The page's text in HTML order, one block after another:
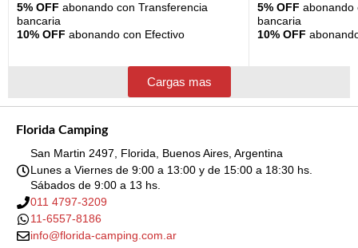
5% OFF abonando con Transferencia
bancaria
10% OFF abonando con Efectivo
5% OFF abonando
bancaria
10% OFF
Cargas mas
Florida Camping
San Martin 2497, Florida, Buenos Aires, Argentina
Lunes a Viernes de 9:00 a 13:00 y de 15:00 a 18:30 hs.
Sábados de 9:00 a 13 hs.
011 4797-3209
11-6557-8186
info@florida-camping.com.ar